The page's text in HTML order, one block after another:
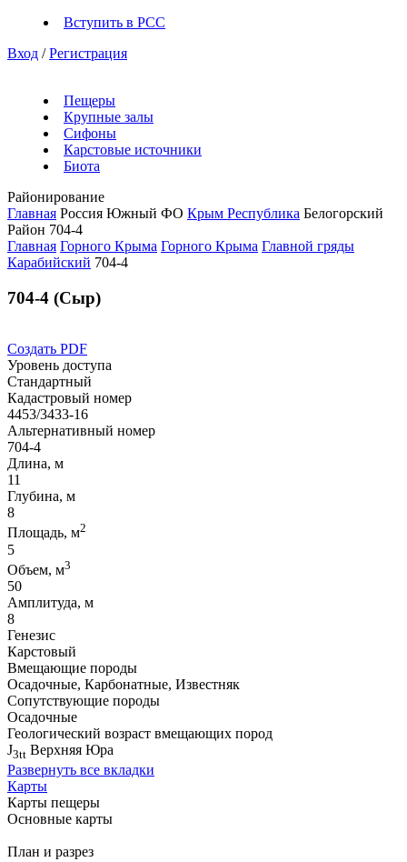
Вступить в РСС
Вход / Регистрация
Пещеры
Крупные залы
Сифоны
Карстовые источники
Биота
Районирование
Главная Россия Южный ФО Крым Республика Белогорский
Район 704-4
Главная Горного Крыма Горного Крыма Главной гряды
Карабийский 704-4
704-4 (Сыр)
Создать PDF
Уровень доступа
Стандартный
Кадастровый номер
4453/3433-16
Альтернативный номер
704-4
Длина, м
11
Глубина, м
8
Площадь, м2
5
Объем, м3
50
Амплитуда, м
8
Генезис
Карстовый
Вмещающие породы
Осадочные, Карбонатные, Известняк
Сопутствующие породы
Осадочные
Геологический возраст вмещающих пород
J3tt Верхняя Юра
Развернуть все вкладки
Карты
Карты пещеры
Основные карты
План и разрез